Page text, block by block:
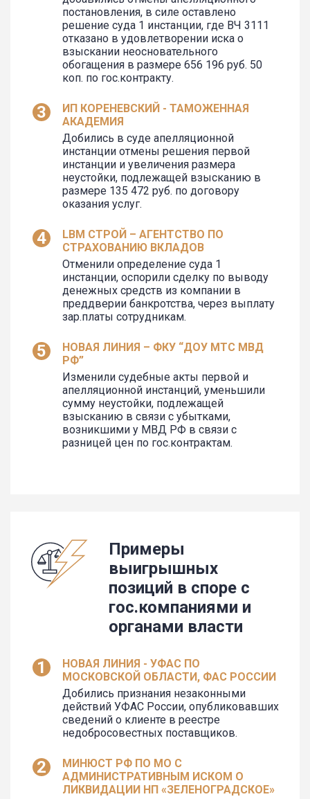
постановления, в силе оставлено
решение суда 1 инстанции, где ВЧ 3111
отказано в удовлетворении иска о
взыскании неосновательного
обогащения в размере 656 196 руб. 50
коп. по гос.контракту.
ИП КОРЕНЕВСКИЙ - ТАМОЖЕННАЯ
АКАДЕМИЯ
Добились в суде апелляционной
инстанции отмены решения первой
инстанции и увеличения размера
неустойки, подлежащей взысканию в
размере 135 472 руб. по договору
оказания услуг.
LBM СТРОЙ – АГЕНТСТВО ПО
СТРАХОВАНИЮ ВКЛАДОВ
Отменили определение суда 1
инстанции, оспорили сделку по выводу
денежных средств из компании в
преддверии банкротства, через выплату
зар.платы сотрудникам.
НОВАЯ ЛИНИЯ – ФКУ “ДОУ МТС МВД
РФ”
Изменили судебные акты первой и
апелляционной инстанций, уменьшили
сумму неустойки, подлежащей
взысканию в связи с убытками,
возникшими у МВД РФ в связи с
разницей цен по гос.контрактам.
Примеры
выигрышных
позиций в споре с
гос.компаниями и
органами власти
НОВАЯ ЛИНИЯ - УФАС ПО
МОСКОВСКОЙ ОБЛАСТИ, ФАС РОССИИ
Добились признания незаконными
действий УФАС России, опубликовавших
сведений о клиенте в реестре
недобросовестных поставщиков.
МИНЮСТ РФ ПО МО С
АДМИНИСТРАТИВНЫМ ИСКОМ О
ЛИКВИДАЦИИ НП «ЗЕЛЕНОГРАДСКОЕ»